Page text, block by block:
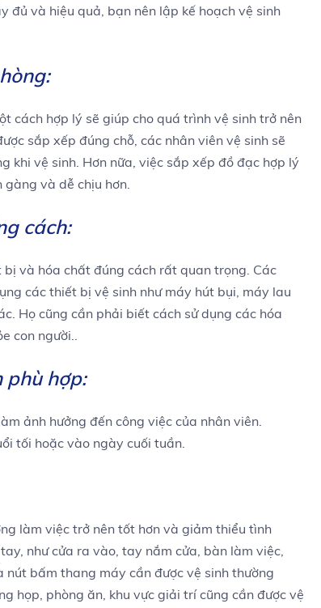
đủ và hiệu quả, bạn nên lập kế hoạch vệ sinh
cách hợp lý sẽ giúp cho quá trình vệ sinh trở nên
sắp xếp đúng chỗ, các nhân viên vệ sinh sẽ
khi vệ sinh. Hơn nữa, việc sắp xếp đồ đạc hợp lý
và dễ chịu hơn.
cách:
và hóa chất đúng cách rất quan trọng. Các
các thiết bị vệ sinh như máy hút bụi, máy lau
Họ cũng cần phải biết cách sử dụng các hóa
con người..
phù hợp:
ảnh hưởng đến công việc của nhân viên.
tối hoặc vào ngày cuối tuần.
làm việc trở nên tốt hơn và giảm thiểu tình
như cửa ra vào, tay nắm cửa, bàn làm việc,
bấm thang máy cần được vệ sinh thường
họp, phòng ăn, khu vực giải trí cũng cần được vệ